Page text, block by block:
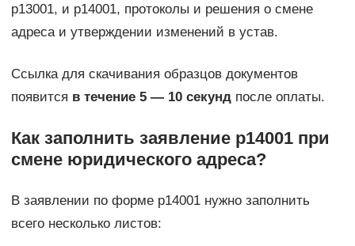
р13001, и р14001, протоколы и решения о смене
адреса и утверждении изменений в устав.
Ссылка для скачивания образцов документов
появится в течение 5 — 10 секундпосле оплаты.
Как заполнить заявление р14001 при
смене юридического адреса?
В заявлении по форме р14001 нужно заполнить
всего несколько листов: